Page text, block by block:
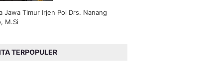
Jawa Timur Irjen Pol Drs. Nanang
M.Si
TERPOPULER